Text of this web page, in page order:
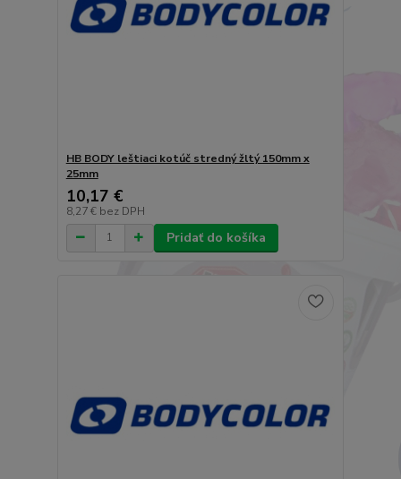
HB BODY leštiaci kotúč stredný žltý 150mm x
25mm
10,17 €
8,27 € bez DPH
Pridať do košíka